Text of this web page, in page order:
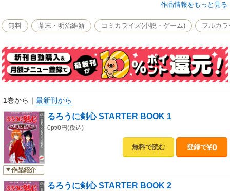
作品情報をもっと見る
無料 幕末・明治維新 コミカライズ(小説・ゲーム) フルカラ
1巻から ｜ 最新刊から
作品紹介
るろうに剣心 STARTER BOOK 1
0pt/0円(税込)
無料で読む 登録で¥0
るろうに剣心 STARTER BOOK 2